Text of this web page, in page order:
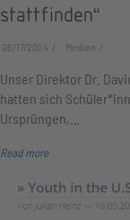
stattfinden“
06/17/2024 Medien
Unser Direktor Dr.
hatten sich
Ursprüngen,…
Read more